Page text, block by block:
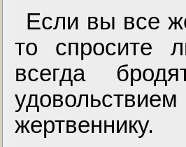
Если вы все
то спросите
всегда
жертвеннику.